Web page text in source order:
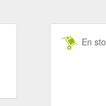
En